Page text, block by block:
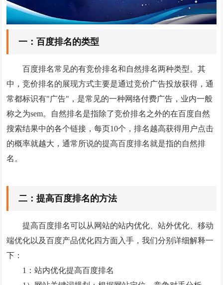
网站制作
竞价托管
GEO优化
抖音代运营
外贸建站营销
问答
一：百度排名的类型
百度排名常见的有竞价排名和自然排名两种类型。其
中，竞价排名的展现方式主要是通过竞价广告投放获得，通
常都标识有"广告"，是常见的一种网络付费广告，业内一般
称之为sem。自然排名是指除了竞价排名之外的在百度自然
搜索结果中的各个链接，每页10个，排名越高获得用户点击
的概率就越大，通常所说的提高百度排名就是指的自然排
名。
二：提高百度排名的方法
提高百度排名可以从网站的站内优化、站外优化、移动
端优化以及百度产品优化四方面入手，我们分别详细解释一
下：
1：站内优化提高百度排名